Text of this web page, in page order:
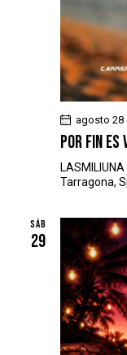
agosto 28
POR FIN ES
LASMILIUNA
Tarragona,
SÁB
29